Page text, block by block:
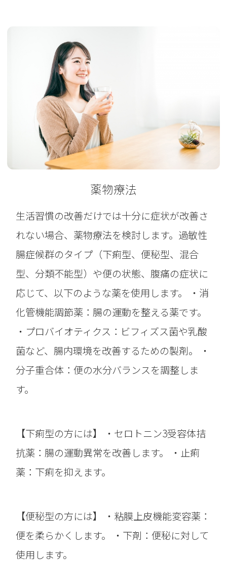
薬物療法
生活習慣の改善だけでは十分に症状が改善さ
れない場合、薬物療法を検討します。過敏性
腸症候群のタイプ（下痢型、便秘型、混合
型、分類不能型）や便の状態、腹痛の症状に
応じて、以下のような薬を使用します。 ・消
化管機能調節薬：腸の運動を整える薬です。
・プロバイオティクス：ビフィズス菌や乳酸
菌など、腸内環境を改善するための製剤。 ・
分子重合体：便の水分バランスを調整しま
す。
【下痢型の方には】 ・セロトニン3受容体拮
抗薬：腸の運動異常を改善します。 ・止痢
薬：下痢を抑えます。
【便秘型の方には】 ・粘膜上皮機能変容薬：
便を柔らかくします。 ・下剤：便秘に対して
使用します。